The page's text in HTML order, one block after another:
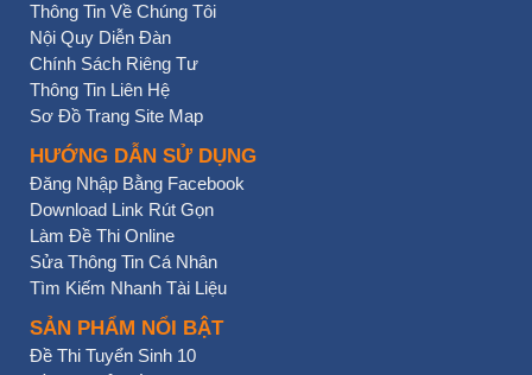
Thông Tin Về Chúng Tôi
Nội Quy Diễn Đàn
Chính Sách Riêng Tư
Thông Tin Liên Hệ
Sơ Đồ Trang Site Map
HƯỚNG DẪN SỬ DỤNG
Đăng Nhập Bằng Facebook
Download Link Rút Gọn
Làm Đề Thi Online
Sửa Thông Tin Cá Nhân
Tìm Kiếm Nhanh Tài Liệu
SẢN PHẨM NỔI BẬT
Đề Thi Tuyển Sinh 10